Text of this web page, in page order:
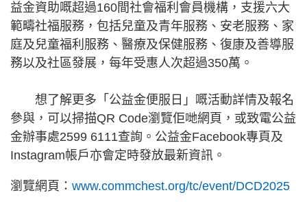
益金資助嘅超過160間社會福利會員機構，支援六大
範疇社福服務，包括兒童及青年服務、安老服務、家
庭及兒童福利服務、醫療及保健服務、復康及善導服
務以及社區發展，每年受惠人次超過350萬。
想了解更多「公益金便服日」嘅活動詳情及報名
參與，可以掃描QR Code瀏覽佢哋網頁，或致電公益
金辦事處2599 6111查詢。公益金Facebook專頁及
Instagram帳戶亦會定時發放最新資訊。
瀏覽網頁： www.commchest.org/tc/event/DCD2025